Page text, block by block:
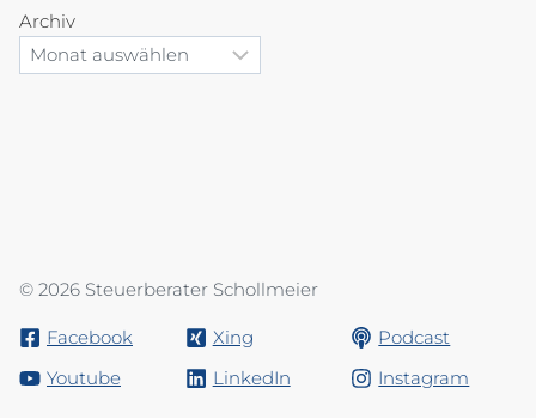
Archiv
© 2026 Steuerberater Schollmeier
Facebook Xing
Podcast
Youtube
LinkedIn Instagram